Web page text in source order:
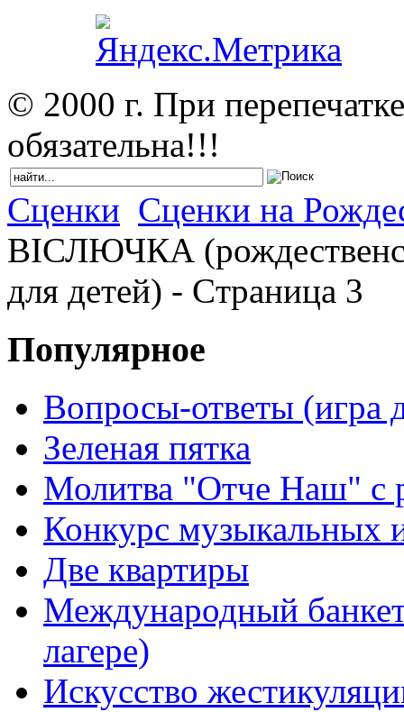
© 2000 г. При
обязательна!!!
Сценки Сценки на
ВІСЛЮЧКА
для детей) - Cтраница 3
Популярное
Вопросы-ответы (игра
Зеленая пятка
Молитва "Отче Наш" с
Конкурс музыкальных
Две квартиры
Международный
лагере)
Искусство